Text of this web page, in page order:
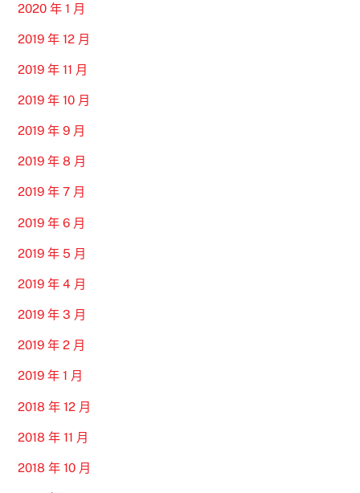
2020 年 1 月
2019 年 12 月
2019 年 11 月
2019 年 10 月
2019 年 9 月
2019 年 8 月
2019 年 7 月
2019 年 6 月
2019 年 5 月
2019 年 4 月
2019 年 3 月
2019 年 2 月
2019 年 1 月
2018 年 12 月
2018 年 11 月
2018 年 10 月